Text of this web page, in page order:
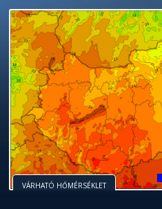
VÁRHATÓ HŐMÉRSÉKLET